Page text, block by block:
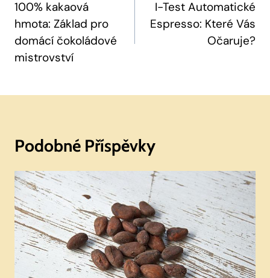
Pro
Příspěvek
100% kakaová
hmota: Základ pro
domácí čokoládové
mistrovství
I-Test Automatické
Espresso: Které Vás
Očaruje?
Podobné Příspěvky